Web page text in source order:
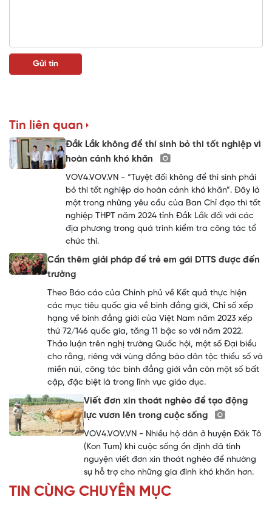
Tin liên quan
Đắk Lắk không để thí sinh bỏ thi tốt nghiệp vì
hoàn cảnh khó khăn
VOV4.VOV.VN - “Tuyệt đối không để thí sinh phải
bỏ thi tốt nghiệp do hoàn cảnh khó khăn”. Đây là
một trong những yêu cầu của Ban Chỉ đạo thi tốt
nghiệp THPT năm 2024 tỉnh Đắk Lắk đối với các
địa phương trong quá trình kiểm tra công tác tổ
chức thi.
Cần thêm giải pháp để trẻ em gái DTTS được đến
trường
Theo Báo cáo của Chính phủ về Kết quả thực hiện
các mục tiêu quốc gia về bình đẳng giới, Chỉ số xếp
hạng về bình đẳng giới của Việt Nam năm 2023 xếp
thứ 72/146 quốc gia, tăng 11 bậc so với năm 2022.
Thảo luận trên nghị trường Quốc hội, một số Đại biểu
cho rằng, riêng với vùng đồng bào dân tộc thiểu số và
miền núi, công tác bình đẳng giới vẫn còn một số bất
cập, đặc biệt là trong lĩnh vực giáo dục.
Viết đơn xin thoát nghèo để tạo động
lực vươn lên trong cuộc sống
VOV4.VOV.VN - Nhiều hộ dân ở huyện Đăk Tô
(Kon Tum) khi cuộc sống ổn định đã tình
nguyện viết đơn xin thoát nghèo để nhường
sự hỗ trợ cho những gia đình khó khăn hơn.
TIN CÙNG CHUYÊN MỤC